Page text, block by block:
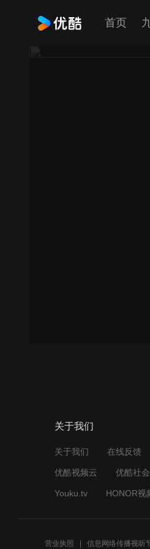
首页
关于我们
关于我们 在线反馈
优酷视频云 优酷社
Youku.tv HONOR视
营业执照 信息网络传播视听